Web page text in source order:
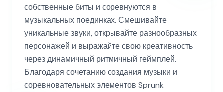
собственные биты и соревнуются в
музыкальных поединках. Смешивайте
уникальные звуки, открывайте разнообразных
персонажей и выражайте свою креативность
через динамичный ритмичный геймплей.
Благодаря сочетанию создания музыки и
соревновательных элементов Sprunk